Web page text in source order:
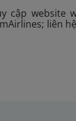
website
liên